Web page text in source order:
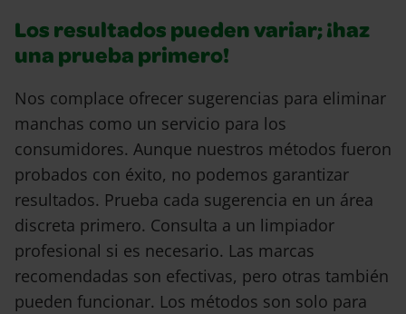
Los resultados pueden variar; ¡haz
una prueba primero!
Nos complace ofrecer sugerencias para eliminar
manchas como un servicio para los
consumidores. Aunque nuestros métodos fueron
probados con éxito, no podemos garantizar
resultados. Prueba cada sugerencia en un área
discreta primero. Consulta a un limpiador
profesional si es necesario. Las marcas
recomendadas son efectivas, pero otras también
pueden funcionar. Los métodos son solo para